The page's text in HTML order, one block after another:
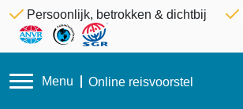
Persoonlijk, betrokken & dichtbij
Menu Online reisvoorstel